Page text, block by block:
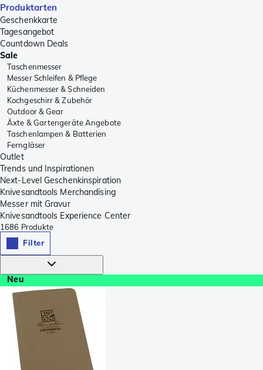
Produktarten
Geschenkkarte
Tagesangebot
Countdown Deals
Sale
Taschenmesser
Messer Schleifen & Pflege
Küchenmesser & Schneiden
Kochgeschirr & Zubehör
Outdoor & Gear
Äxte & Gartengeräte Angebote
Taschenlampen & Batterien
Ferngläser
Outlet
Trends und Inspirationen
Next-Level Geschenkinspiration
Knivesandtools Merchandising
Messer mit Gravur
Knivesandtools Experience Center
1686 Produkte
Filter
Neu